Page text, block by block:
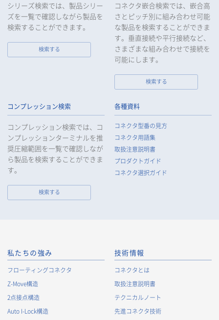
シリーズ検索では、製品シリー
ズを一覧で確認しながら製品を
検索することができます。
検索する
コネクタ嵌合検索では、嵌合高
さとピッチ別に組み合わせ可能
な製品を検索することができま
す。垂直接続や平行接続など、
さまざまな組み合わせで接続を
可能にします。
検索する
コンプレッション検索
コンプレッション検索では、コ
ンプレッションターミナルを推
奨圧縮範囲を一覧で確認しなが
ら製品を検索することができま
す。
検索する
各種資料
コネクタ型番の見方
コネクタ用語集
取扱注意説明書
プロダクトガイド
コネクタ選択ガイド
私たちの強み
フローティングコネクタ
Z-Move構造
2点接点構造
Auto I-Lock構造
技術情報
コネクタとは
取扱注意説明書
テクニカルノート
先進コネクタ技術